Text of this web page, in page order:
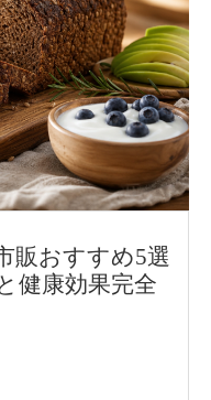
販おすすめ5選
健康効果完全